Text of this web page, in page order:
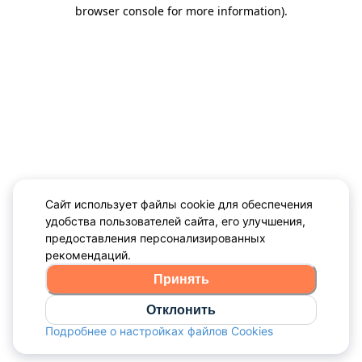
browser console for more information).
Сайт использует файлы cookie для обеспечения
удобства пользователей сайта, его улучшения,
предоставления персонализированных
рекомендаций.
Принять
Отклонить
Подробнее о настройках файлов Cookies